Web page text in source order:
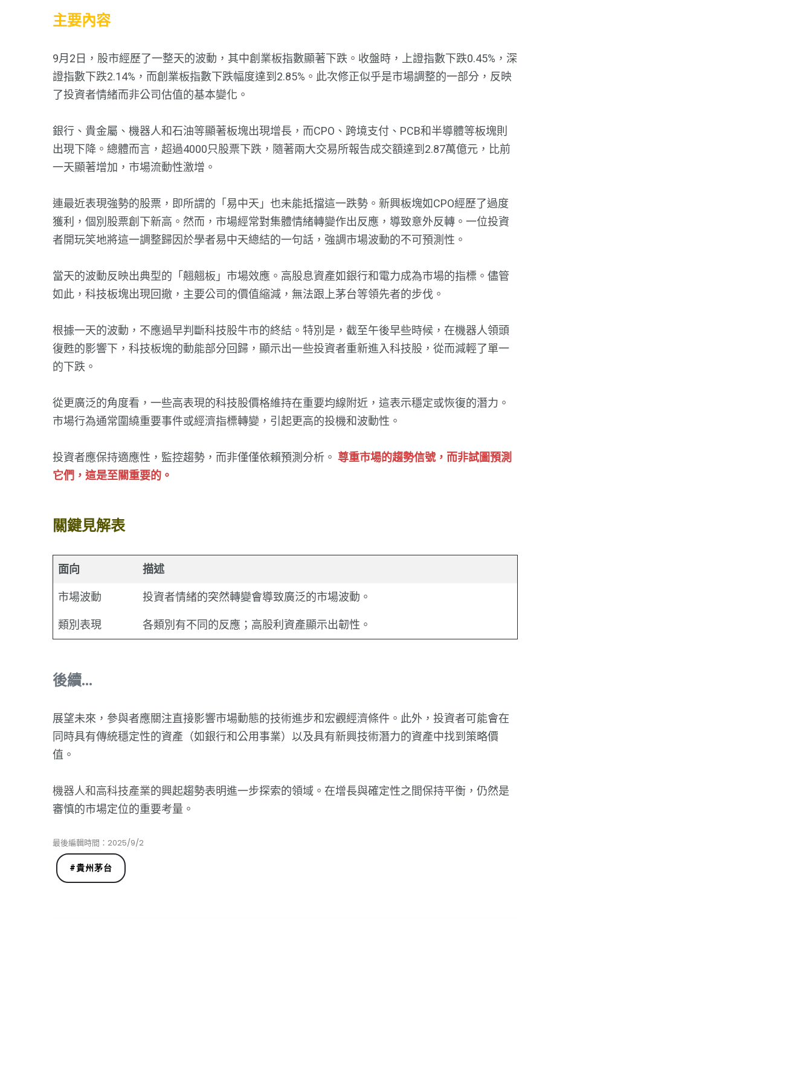
主要內容
9月2日，股市經歷了一整天的波動，其中創業板指數顯著下跌。收盤時，上證指數下跌0.45%，深
證指數下跌2.14%，而創業板指數下跌幅度達到2.85%。此次修正似乎是市場調整的一部分，反映
了投資者情緒而非公司估值的基本變化。
銀行、貴金屬、機器人和石油等顯著板塊出現增長，而CPO、跨境支付、PCB和半導體等板塊則
出現下降。總體而言，超過4000只股票下跌，隨著兩大交易所報告成交額達到2.87萬億元，比前
一天顯著增加，市場流動性激增。
連最近表現強勢的股票，即所謂的「易中天」也未能抵擋這一跌勢。新興板塊如CPO經歷了過度
獲利，個別股票創下新高。然而，市場經常對集體情緒轉變作出反應，導致意外反轉。一位投資
者開玩笑地將這一調整歸因於學者易中天總結的一句話，強調市場波動的不可預測性。
當天的波動反映出典型的「翹翹板」市場效應。高股息資產如銀行和電力成為市場的指標。儘管
如此，科技板塊出現回撤，主要公司的價值縮減，無法跟上茅台等領先者的步伐。
根據一天的波動，不應過早判斷科技股牛市的終結。特別是，截至午後早些時候，在機器人領頭
復甦的影響下，科技板塊的動能部分回歸，顯示出一些投資者重新進入科技股，從而減輕了單一
的下跌。
從更廣泛的角度看，一些高表現的科技股價格維持在重要均線附近，這表示穩定或恢復的潛力。
市場行為通常圍繞重要事件或經濟指標轉變，引起更高的投機和波動性。
投資者應保持適應性，監控趨勢，而非僅僅依賴預測分析。 尊重市場的趨勢信號，而非試圖預測
它們，這是至關重要的。
關鍵見解表
面向
描述
市場波動
投資者情緒的突然轉變會導致廣泛的市場波動。
類別表現
各類別有不同的反應；高股利資產顯示出韌性。
後續...
展望未來，參與者應關注直接影響市場動態的技術進步和宏觀經濟條件。此外，投資者可能會在
同時具有傳統穩定性的資產（如銀行和公用事業）以及具有新興技術潛力的資產中找到策略價
值。
機器人和高科技產業的興起趨勢表明進一步探索的領域。在增長與確定性之間保持平衡，仍然是
審慎的市場定位的重要考量。
最後編輯時間：2025/9/2
#貴州茅台